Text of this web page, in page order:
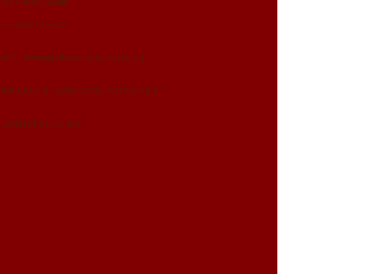
カラーモデル ¥3000
ヘッドスパサービス
本日、Azusaはお休みをいただいております。
先着お1人さま、お電話にて受け付けております＊
ご来店お待ちしています♩